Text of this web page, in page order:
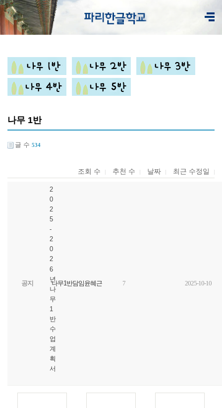
나무 1반
글 수 534
조회 수 추천 수 날짜 최근 수정일
공지
2
0
2
5
-
2
0
2
6
년
나
무
1
반
수
업
계
획
서
나무1반담임윤혜근 7 2025-10-10